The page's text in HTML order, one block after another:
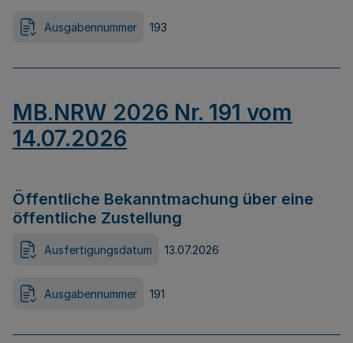
Ausgabennummer 193
MB.NRW 2026 Nr. 191 vom
14.07.2026
Öffentliche Bekanntmachung über eine
öffentliche Zustellung
Ausfertigungsdatum 13.07.2026
Ausgabennummer 191